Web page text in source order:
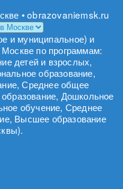
• obrazovaniemsk.ru
и муниципальное) и
по программам:
детей и взрослых,
образование,
Среднее общее
Дошкольное
обучение, Среднее
Высшее образование